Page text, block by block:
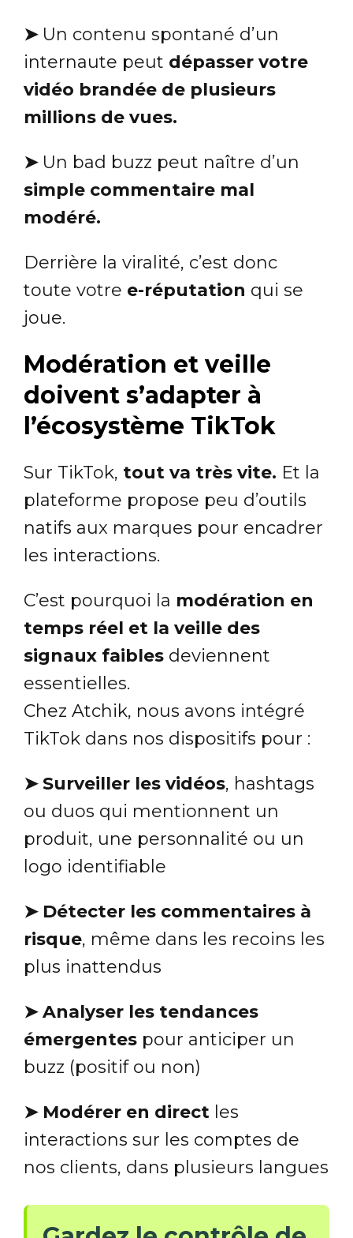
➤ Un contenu spontané d’un
internaute peut dépasser votre
vidéo brandée de plusieurs
millions de vues.
➤ Un bad buzz peut naître d’un
simple commentaire mal
modéré.
Derrière la viralité, c’est donc
toute votre e-réputation qui se
joue.
Modération et veille
doivent s’adapter à
l’écosystème TikTok
Sur TikTok, tout va très vite. Et la
plateforme propose peu d’outils
natifs aux marques pour encadrer
les interactions.
C’est pourquoi la modération en
temps réel et la veille des
signaux faibles deviennent
essentielles.
Chez Atchik, nous avons intégré
TikTok dans nos dispositifs pour :
➤ Surveiller les vidéos, hashtags
ou duos qui mentionnent un
produit, une personnalité ou un
logo identifiable
➤ Détecter les commentaires à
risque, même dans les recoins les
plus inattendus
➤ Analyser les tendances
émergentes pour anticiper un
buzz (positif ou non)
➤ Modérer en direct les
interactions sur les comptes de
nos clients, dans plusieurs langues